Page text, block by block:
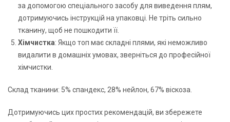
за допомогою спеціального засобу для виведення плям,
дотримуючись інструкцій на упаковці. Не тріть сильно
тканину, щоб не пошкодити її.
Хімчистка: Якщо топ має складні плями, які неможливо
видалити в домашніх умовах, зверніться до професійної
хімчистки.
Склад тканини: 5% спандекс, 28% нейлон, 67% віскоза.
Дотримуючись цих простих рекомендацій, ви збережете